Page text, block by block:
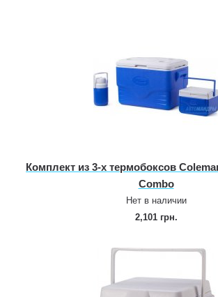
Комплект из 3‑х термобоксов
Combo
Нет в наличии
2,101 грн.